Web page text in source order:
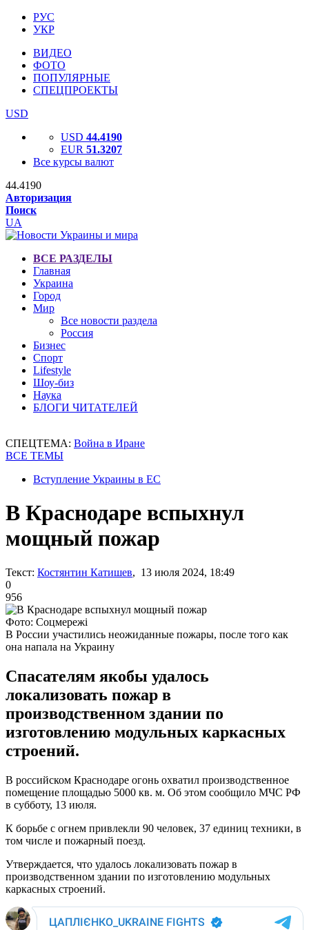
РУС
УКР
ВИДЕО
ФОТО
ПОПУЛЯРНЫЕ
СПЕЦПРОЕКТЫ
USD
USD 44.4190
EUR 51.3207
Все курсы валют
44.4190
Авторизация
Поиск
UA
ВСЕ РАЗДЕЛЫ
Главная
Украина
Город
Мир
Все новости раздела
Россия
Бизнес
Спорт
Lifestyle
Шоу-биз
Наука
БЛОГИ ЧИТАТЕЛЕЙ
СПЕЦТЕМА: Война в Иране
ВСЕ ТЕМЫ
Вступление Украины в ЕС
В Краснодаре вспыхнул
мощный пожар
Текст: Костянтин Катишев, 13 июля 2024, 18:49
0
956
Фото: Соцмережі
В России участились неожиданные пожары, после того как
она напала на Украину
Спасателям якобы удалось
локализовать пожар в
производственном здании по
изготовлению модульных каркасных
строений.
В российском Краснодаре огонь охватил производственное
помещение площадью 5000 кв. м. Об этом сообщило МЧС РФ
в субботу, 13 июля.
К борьбе с огнем привлекли 90 человек, 37 единиц техники, в
том числе и пожарный поезд.
Утверждается, что удалось локализовать пожар в
производственном здании по изготовлению модульных
каркасных строений.